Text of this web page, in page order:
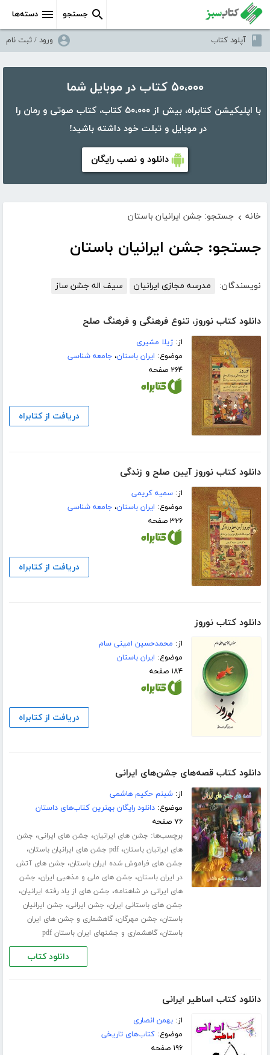
دسته‌ها جستجو
آپلود کتاب ورود / ثبت نام
۵۰،۰۰۰ کتاب در موبایل شما
با اپلیکیشن کتابراه، بیش از ۵۰،۰۰۰ کتاب، کتاب صوتی و رمان را
در موبایل و تبلت خود داشته باشید!
دانلود و نصب رایگان
خانه › جستجو: جشن ایرانیان باستان
جستجو: جشن ایرانیان باستان
نویسندگان: مدرسه مجازی ایرانیان سیف اله جشن ساز
دانلود کتاب نوروز، تنوع فرهنگی و فرهنگ صلح
از:ژیلا مشیری
موضوع: ایران باستان،جامعه شناسی
۲۶۴ صفحه
دریافت از کتابراه
دانلود کتاب نوروز آیین صلح و زندگی
از:سمیه کریمی
موضوع: ایران باستان،جامعه شناسی
۳۲۶ صفحه
دریافت از کتابراه
دانلود کتاب نوروز
از: محمدحسین امینی سام
موضوع: ایران باستان
۱۸۴ صفحه
دریافت از کتابراه
دانلود کتاب قصه‌های جشن‌های ایرانی
از:شبنم حکیم هاشمی
موضوع:دانلود رایگان بهترین کتاب‌های داستان
۷۶ صفحه
برچسب‌ها: جشن های ایرانیان، جشن های ایرانی، جشن
های ایرانیان باستان،pdf جشن های ایرانیان باستان ،
جشن های فراموش شده ایران باستان، جشن های آتش
در ایران باستان، جشن های ملی و مذهبی ایران، جشن
های ایرانی در شاهنامه، جشن های از یاد رفته ایرانیان،
جشن های باستانی ایران، جشن ایرانی، جشن ایرانیان
باستان، جشن مهرگان،گاهشماری و جشن های ایران
باستان،گاهشماری و جشنهای ایران باستان pdf
دانلود کتاب
دانلود کتاب اساطیر ایرانی
از:بهمن انصاری
موضوع:کتاب‌های تاریخی
۱۹۶ صفحه